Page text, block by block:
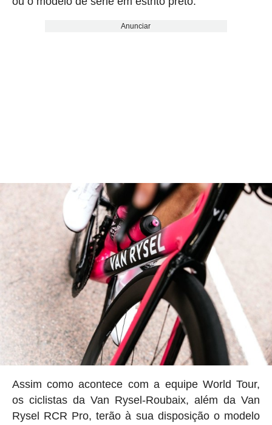
Anunciar
Assim como acontece com a equipe World Tour,
os ciclistas da Van Rysel-Roubaix, além da Van
Rysel RCR Pro, terão à sua disposição o modelo